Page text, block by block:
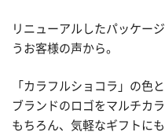
リニューアルしたパッケー
うお客様の声から。
「カラフルショコラ」の色
ブランドのロゴをマルチカ
もちろん、気軽なギフトにも